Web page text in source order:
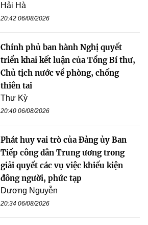
Hải Hà
20:42 06/08/2026
Chính phủ ban hành Nghị quyết
triển khai kết luận của Tổng Bí thư,
Chủ tịch nước về phòng, chống
thiên tai
Thư Kỳ
20:40 06/08/2026
Phát huy vai trò của Đảng ủy Ban
Tiếp công dân Trung ương trong
giải quyết các vụ việc khiếu kiện
đông người, phức tạp
Dương Nguyễn
20:34 06/08/2026